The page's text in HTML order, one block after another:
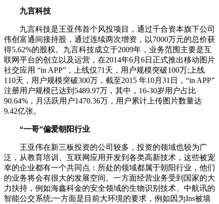
九言科技
九言科技是王亚伟首个风投项目，通过千合资本旗下公司
伟创富通间接持股，通过连续两次增资，以7000万元的总价获
得5.62%的股权。九言科技成立于2009年，业务范围主要是互
联网平台的创立以及运营，在2014年6月6日正式推出移动图片
社交应用 “in APP”，上线仅71天，用户规模突破100万;上线
110天，用户规模突破300万，截至2015 年10月31日，“in APP”
注册用户规模已达到5489.97万，其中，16-30岁用户占比
90.64%，月活跃用户1470.36万，用户累计上传图片数量达
9.42亿张。
“一哥”偏爱朝阳行业
王亚伟在新三板投资的公司较多，投资的领域也较为广
泛，从教育培训、互联网应用开发到各类高新技术，这些被宠
幸的企业都有一个共同点：所处的领域都属于朝阳行业，他们
的业务将会有很大的发展空间。一方面经营业务受到国家的大
力扶持，例如海鑫科金的安全领域的生物识别技术、中航讯的
智能公交系统;一方面是目前大环境的要求，例如因为Ins被墙